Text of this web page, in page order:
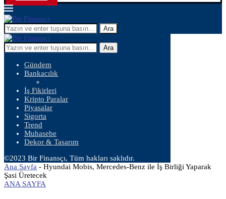
Ara
Ara
Gündem
Bankacılık
İş Fikirleri
Kripto Paralar
Piyasalar
Sigorta
Trend
Muhasebe
Dekor & Tasarım
©2023 Bir Finansçı, Tüm hakları saklıdır.
Ana Sayfa - Hyundai Mobis, Mercedes-Benz ile İş Birliği Yaparak
Şasi Üretecek
ANA SAYFA